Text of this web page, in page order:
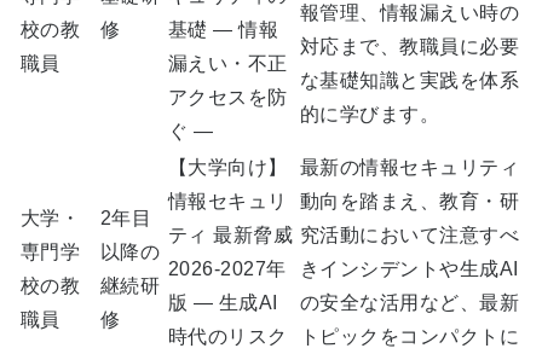
校の教
職員
修
基礎 ― 情報
漏えい・不正
アクセスを防
ぐ ―
報管理、情報漏えい時の
対応まで、教職員に必要
な基礎知識と実践を体系
的に学びます。
大学・
専門学
校の教
職員
2年目
以降の
継続研
修
【大学向け】
情報セキュリ
ティ 最新脅威
2026-2027年
版 ― 生成AI
時代のリスク
最新の情報セキュリティ
動向を踏まえ、教育・研
究活動において注意すべ
きインシデントや生成AI
の安全な活用など、最新
トピックをコンパクトに